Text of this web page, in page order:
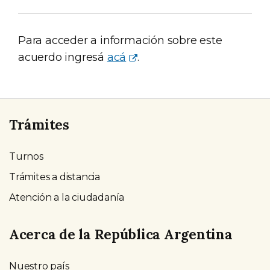
Para acceder a información sobre este
acuerdo ingresá acá .
Trámites
Turnos
Trámites a distancia
Atención a la ciudadanía
Acerca de la República Argentina
Nuestro país